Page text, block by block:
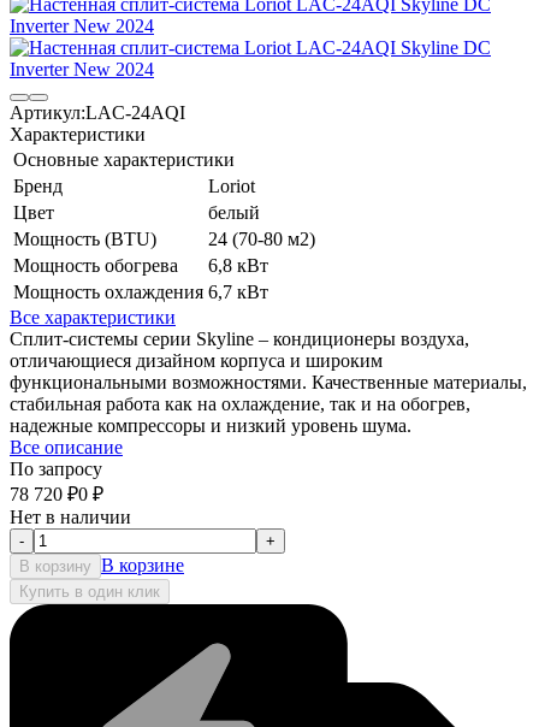
Артикул:LAC-24AQI
Характеристики
Основные характеристики
Бренд
Loriot
Цвет
белый
Мощность (BTU)
24 (70-80 м2)
Мощность обогрева
6,8 кВт
Мощность охлаждения 6,7 кВт
Все характеристики
Сплит-системы серии Skyline – кондиционеры воздуха,
отличающиеся дизайном корпуса и широким
функциональными возможностями. Качественные материалы,
стабильная работа как на охлаждение, так и на обогрев,
надежные компрессоры и низкий уровень шума.
Все описание
По запросу
78 720 ₽0 ₽
Нет в наличии
-
+
В корзину В корзине
Купить в один клик